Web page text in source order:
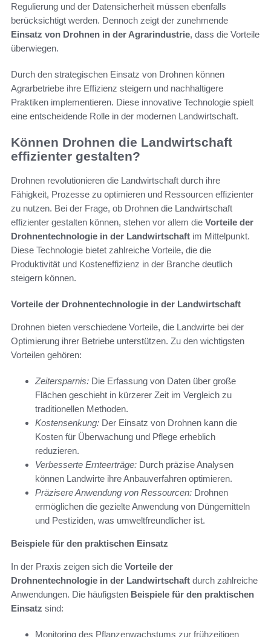
Regulierung und der Datensicherheit müssen ebenfalls
berücksichtigt werden. Dennoch zeigt der zunehmende
Einsatz von Drohnen in der Agrarindustrie, dass die Vorteile
überwiegen.
Durch den strategischen Einsatz von Drohnen können
Agrarbetriebe ihre Effizienz steigern und nachhaltigere
Praktiken implementieren. Diese innovative Technologie spielt
eine entscheidende Rolle in der modernen Landwirtschaft.
Können Drohnen die Landwirtschaft
effizienter gestalten?
Drohnen revolutionieren die Landwirtschaft durch ihre
Fähigkeit, Prozesse zu optimieren und Ressourcen effizienter
zu nutzen. Bei der Frage, ob Drohnen die Landwirtschaft
effizienter gestalten können, stehen vor allem die Vorteile der
Drohnentechnologie in der Landwirtschaft im Mittelpunkt.
Diese Technologie bietet zahlreiche Vorteile, die die
Produktivität und Kosteneffizienz in der Branche deutlich
steigern können.
Vorteile der Drohnentechnologie in der Landwirtschaft
Drohnen bieten verschiedene Vorteile, die Landwirte bei der
Optimierung ihrer Betriebe unterstützen. Zu den wichtigsten
Vorteilen gehören:
Zeitersparnis: Die Erfassung von Daten über große
Flächen geschieht in kürzerer Zeit im Vergleich zu
traditionellen Methoden.
Kostensenkung: Der Einsatz von Drohnen kann die
Kosten für Überwachung und Pflege erheblich
reduzieren.
Verbesserte Ernteerträge: Durch präzise Analysen
können Landwirte ihre Anbauverfahren optimieren.
Präzisere Anwendung von Ressourcen: Drohnen
ermöglichen die gezielte Anwendung von Düngemitteln
und Pestiziden, was umweltfreundlicher ist.
Beispiele für den praktischen Einsatz
In der Praxis zeigen sich die Vorteile der
Drohnentechnologie in der Landwirtschaft durch zahlreiche
Anwendungen. Die häufigsten Beispiele für den praktischen
Einsatz sind:
Monitoring des Pflanzenwachstums zur frühzeitigen